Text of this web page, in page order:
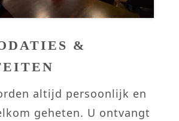
&
altijd persoonlijk en
geheten. U ontvangt